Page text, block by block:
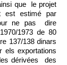
que le projet
est estimé par
ne pas dire
1973 de 80
137/138 dinars
els exportations
dérivées des